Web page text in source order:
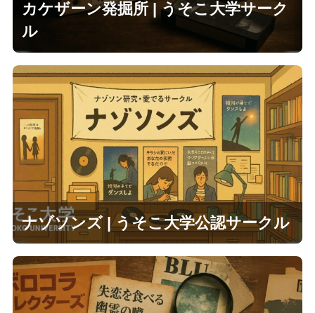
カケザーン発掘所 | うそこ大学サーク
ル
ナゾソンズ | うそこ大学公認サークル